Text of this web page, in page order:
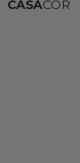
CASACOR